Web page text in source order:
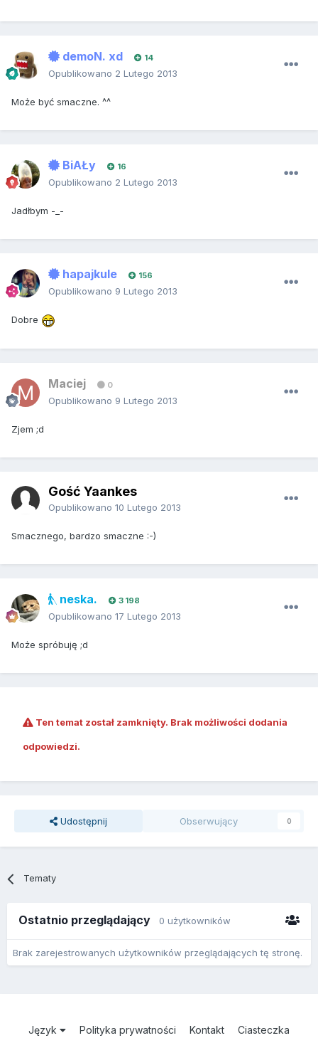
demoN. xd 14
Opublikowano 2 Lutego 2013
Może być smaczne. ^^
BiAŁy 16
Opublikowano 2 Lutego 2013
Jadłbym -_-
hapajkule 156
Opublikowano 9 Lutego 2013
Dobre
Maciej 0
Opublikowano 9 Lutego 2013
Zjem ;d
Gość Yaankes
Opublikowano 10 Lutego 2013
Smacznego, bardzo smaczne :-)
neska. 3 198
Opublikowano 17 Lutego 2013
Może spróbuję ;d
Ten temat został zamknięty. Brak możliwości dodania
odpowiedzi.
Udostępnij Obserwujący 0
Tematy
Ostatnio przeglądający 0 użytkowników
Brak zarejestrowanych użytkowników przeglądających tę stronę.
Język Polityka prywatności Kontakt Ciasteczka